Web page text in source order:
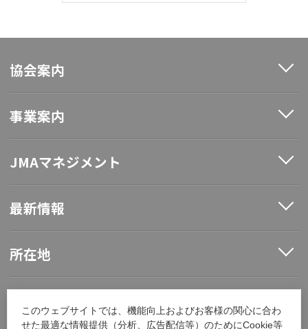
このウェブサイトでは、機能向上およびお客様の関心に合わ
せた最適な情報提供（分析、広告配信等）のためにCookie等
協会案内
事業案内
JMAマネジメント
最新情報
所在地